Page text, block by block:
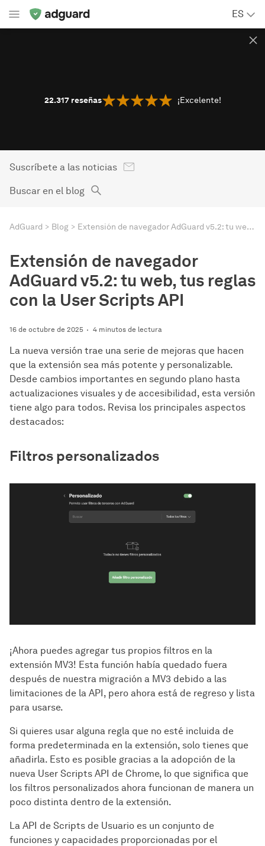
ES
22.317 reseñas ¡Excelente!
Suscríbete a las noticias
Buscar en el blog
AdGuard Blog Extensión de navegador AdGuard v5.2: tu web, tus reglas con la User Scripts API
Extensión de navegador
AdGuard v5.2: tu web, tus reglas
con la User Scripts API
16 de octubre de 2025 4 minutos de lectura
La nueva versión trae una serie de mejoras que hacen
que la extensión sea más potente y personalizable.
Desde cambios importantes en segundo plano hasta
actualizaciones visuales y de accesibilidad, esta versión
tiene algo para todos. Revisa los principales aspectos
destacados:
Filtros personalizados
¡Ahora puedes agregar tus propios filtros en la
extensión MV3! Esta función había quedado fuera
después de nuestra migración a MV3 debido a las
limitaciones de la API, pero ahora está de regreso y lista
para usarse.
Si quieres usar alguna regla que no esté incluida de
forma predeterminada en la extensión, solo tienes que
añadirla. Esto es posible gracias a la adopción de la
nueva User Scripts API de Chrome, lo que significa que
los filtros personalizados ahora funcionan de manera un
poco distinta dentro de la extensión.
La API de Scripts de Usuario es un conjunto de
funciones y capacidades proporcionadas por el